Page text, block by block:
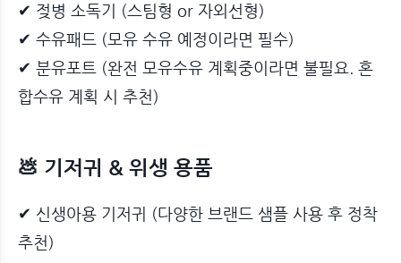
✔ 젖병 소독기 (스팀형 or 자외선형)
✔ 수유패드 (모유 수유 예정이라면 필수)
✔ 분유포트 (완전 모유수유 계획중이라면 불필요. 혼
합수유 계획 시 추천)
💩 기저귀 & 위생 용품
✔ 신생아용 기저귀 (다양한 브랜드 샘플 사용 후 정착
추천)